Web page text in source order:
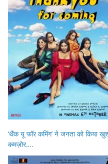
‘थैंक यू फॉर कमिंग’ ने जनता को किया
कमज़ोर….